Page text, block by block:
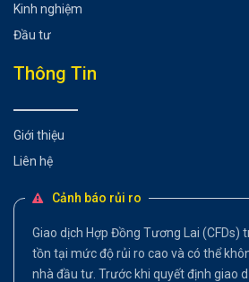
Kinh nghiệm
Đầu tư
Thông Tin
Giới thiệu
Liên hệ
Cảnh báo rủi ro
Giao dịch Hợp Đồng Tương Lai (CFDs)
tồn tại mức độ rủi ro cao và có thể
nhà đầu tư. Trước khi quyết định giao